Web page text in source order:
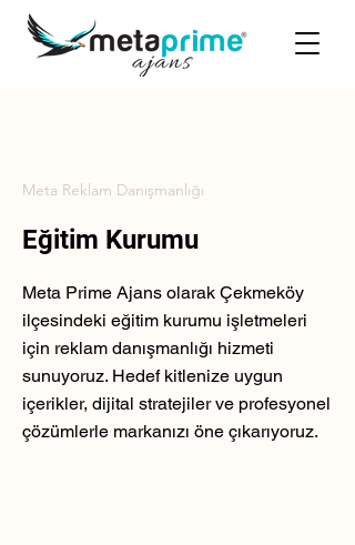
Meta Reklam Danışmanlığı
Eğitim Kurumu
Meta Prime Ajans olarak Çekmeköy
ilçesindeki eğitim kurumu işletmeleri
için reklam danışmanlığı hizmeti
sunuyoruz. Hedef kitlenize uygun
içerikler, dijital stratejiler ve profesyonel
çözümlerle markanızı öne çıkarıyoruz.